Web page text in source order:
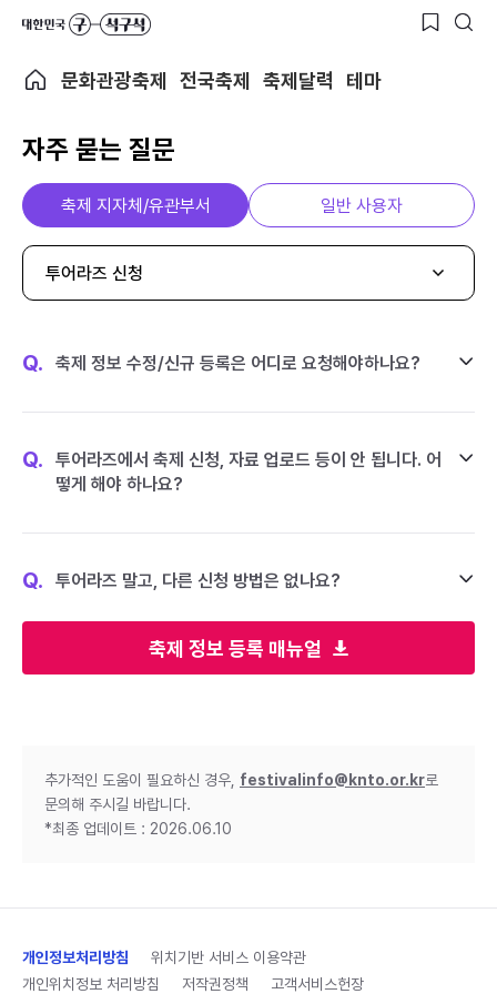
문화관광축제 전국축제 축제달력 테마
자주 묻는 질문
축제 정보 등록 매뉴얼
축제 지자체/유관부서 일반 사용자
투어라즈 신청
Q. 축제 정보 수정/신규 등록은 어디로 요청해야하나요?
Q.
투어라즈에서 축제 신청, 자료 업로드 등이 안 됩니다. 어
떻게 해야 하나요?
Q. 투어라즈 말고, 다른 신청 방법은 없나요?
추가적인 도움이 필요하신 경우, festivalinfo@knto.or.kr로
문의해 주시길 바랍니다.
*최종 업데이트 : 2026.06.10
개인정보처리방침
위치기반 서비스 이용약관
개인위치정보 처리방침
저작권정책 고객서비스헌장